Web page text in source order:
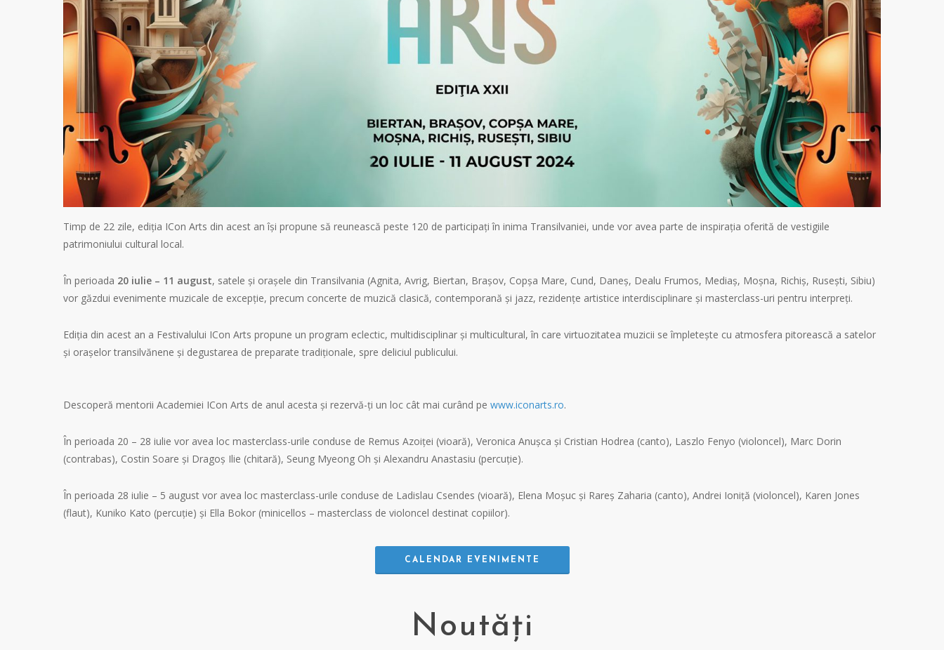
Timp de 22 zile, ediția ICon Arts din acest an își propune să reunească peste 120 de participați în inima Transilvaniei, unde vor avea parte de inspirația oferită de vestigiile
patrimoniului cultural local.
În perioada 20 iulie – 11 august, satele și orașele din Transilvania (Agnita, Avrig, Biertan, Brașov, Copșa Mare, Cund, Daneș, Dealu Frumos, Mediaș, Moșna, Richiș, Rusești, Sibiu)
vor găzdui evenimente muzicale de excepție, precum concerte de muzică clasică, contemporană și jazz, rezidențe artistice interdisciplinare și masterclass-uri pentru interpreți.
Ediția din acest an a Festivalului ICon Arts propune un program eclectic, multidisciplinar și multicultural, în care virtuozitatea muzicii se împletește cu atmosfera pitorească a satelor
și orașelor transilvănene și degustarea de preparate tradiționale, spre deliciul publicului.
Descoperă mentorii Academiei ICon Arts de anul acesta și rezervă-ți un loc cât mai curând pewww.iconarts.ro.
În perioada 20 – 28 iulie vor avea loc masterclass-urile conduse de Remus Azoiței (vioară), Veronica Anușca și Cristian Hodrea (canto), Laszlo Fenyo (violoncel), Marc Dorin
(contrabas), Costin Soare și Dragoș Ilie (chitară), Seung Myeong Oh și Alexandru Anastasiu (percuție).
În perioada 28 iulie – 5 august vor avea loc masterclass-urile conduse de Ladislau Csendes (vioară), Elena Moșuc și Rareș Zaharia (canto), Andrei Ioniță (violoncel), Karen Jones
(flaut), Kuniko Kato (percuție) și Ella Bokor (minicellos – masterclass de violoncel destinat copiilor).
CALENDAR EVENIMENTE
Noutăți